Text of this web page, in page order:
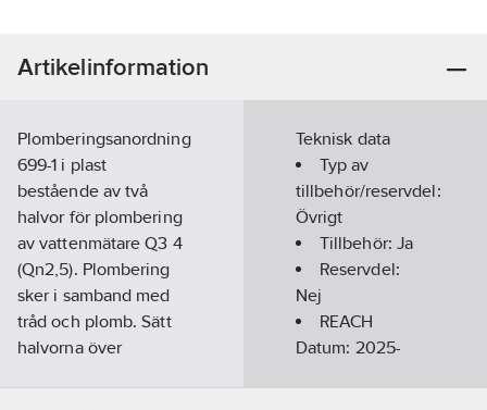
Artikelinformation
Plomberingsanordning
699-1 i plast
bestående av två
halvor för plombering
av vattenmätare Q3 4
(Qn2,5). Plombering
sker i samband med
tråd och plomb. Sätt
halvorna över
Teknisk data
Typ av
tillbehör/reservdel:
Övrigt
Tillbehör: Ja
Reservdel:
Nej
REACH
Datum: 2025-